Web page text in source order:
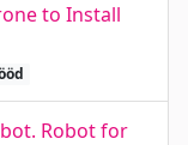
to Install
Robot for